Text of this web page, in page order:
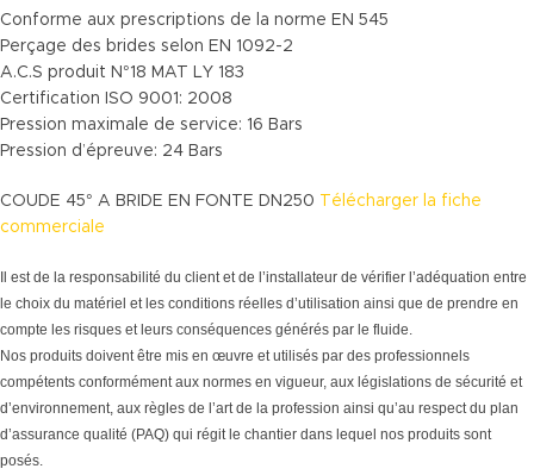
Conforme aux prescriptions de la norme EN 545
Perçage des brides selon EN 1092-2
A.C.S produit N°18 MAT LY 183
Certification ISO 9001: 2008
Pression maximale de service: 16 Bars
Pression d’épreuve: 24 Bars
COUDE 45° A BRIDE EN FONTE DN250
Télécharger la fiche
commerciale
Il est de la responsabilité du client et de l’installateur de vérifier l’adéquation entre
le choix du matériel et les conditions réelles d’utilisation ainsi que de prendre en
compte les risques et leurs conséquences générés par le fluide.
Nos produits doivent être mis en œuvre et utilisés par des professionnels
compétents conformément aux normes en vigueur, aux législations de sécurité et
d’environnement, aux règles de l’art de la profession ainsi qu’au respect du plan
d’assurance qualité (PAQ) qui régit le chantier dans lequel nos produits sont
posés.